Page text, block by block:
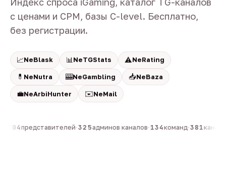
с ценами и CPM, базы C-level. Бесплатно,
без регистрации.
📈NeBlask 📊 NeTGStats ⚠️NeRating
💊 NeNutra 🎰NeGambling 📥NeBaza
💼NeArbiHunter ✉️NeMail
804представителей·325админов каналов·134команд·381